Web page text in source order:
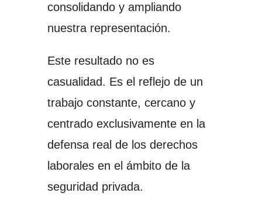
consolidando y ampliando
nuestra representación.
Este resultado no es
casualidad. Es el reflejo de un
trabajo constante, cercano y
centrado exclusivamente en la
defensa real de los derechos
laborales en el ámbito de la
seguridad privada.